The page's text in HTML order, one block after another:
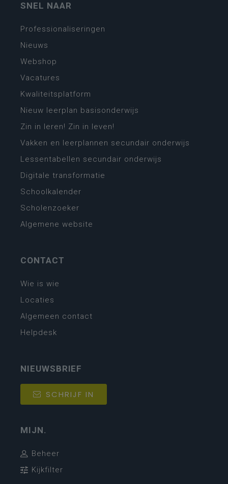
SNEL NAAR
Professionaliseringen
Nieuws
Webshop
Vacatures
Kwaliteitsplatform
Nieuw leerplan basisonderwijs
Zin in leren! Zin in leven!
Vakken en leerplannen secundair onderwijs
Lessentabellen secundair onderwijs
Digitale transformatie
Schoolkalender
Scholenzoeker
Algemene website
CONTACT
Wie is wie
Locaties
Algemeen contact
Helpdesk
NIEUWSBRIEF
SCHRIJF IN
MIJN.
Beheer
Kijkfilter